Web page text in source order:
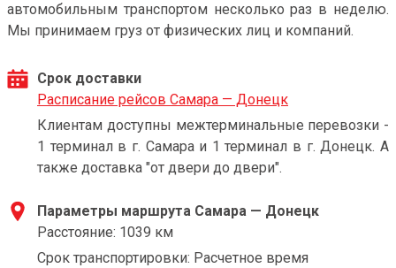
автомобильным транспортом несколько раз в неделю.
Мы принимаем груз от физических лиц и компаний.
Срок доставки
Расписание рейсов Самара — Донецк
Клиентам доступны межтерминальные перевозки -
1 терминал в г. Самара и 1 терминал в г. Донецк. А
также доставка "от двери до двери".
Параметры маршрута Самара — Донецк
Расстояние: 1039 км
Срок транспортировки: Расчетное время